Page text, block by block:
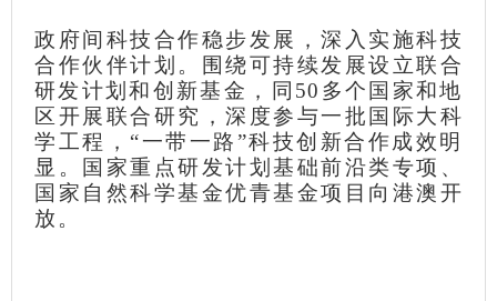
政府间科技合作稳步发展，深入实施科技
合作伙伴计划。围绕可持续发展设立联合
研发计划和创新基金，同50多个国家和地
区开展联合研究，深度参与一批国际大科
学工程，“一带一路”科技创新合作成效明
显。国家重点研发计划基础前沿类专项、
国家自然科学基金优青基金项目向港澳开
放。